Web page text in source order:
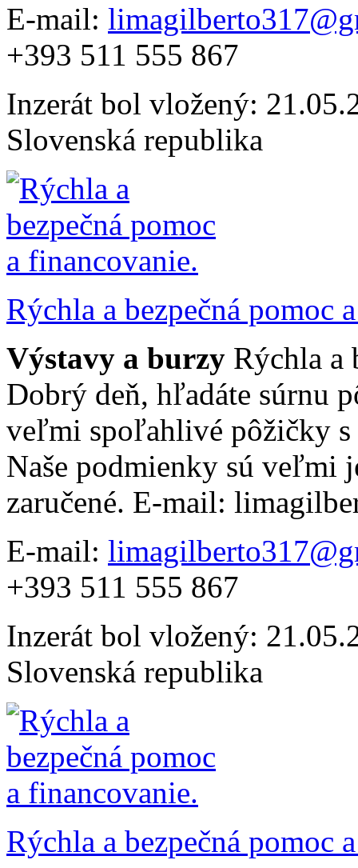
E-mail:
+393 511 555 867
Inzerát bol vložený:
Slovenská republika
Rýchla a bezpečná pomoc
Výstavy a burzy Rýchla a
Dobrý deň, hľadáte súrnu
veľmi spoľahlivé pôžičky s
Naše podmienky sú veľmi
zaručené. E-mail:
E-mail:
+393 511 555 867
Inzerát bol vložený:
Slovenská republika
Rýchla a bezpečná pomoc